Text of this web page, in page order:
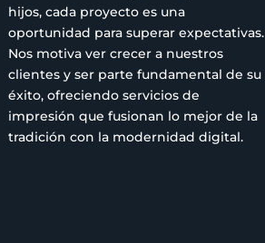
hijos, cada proyecto es una
oportunidad para superar expectativas.
Nos motiva ver crecer a nuestros
clientes y ser parte fundamental de su
éxito, ofreciendo servicios de
impresión que fusionan lo mejor de la
tradición con la modernidad digital.